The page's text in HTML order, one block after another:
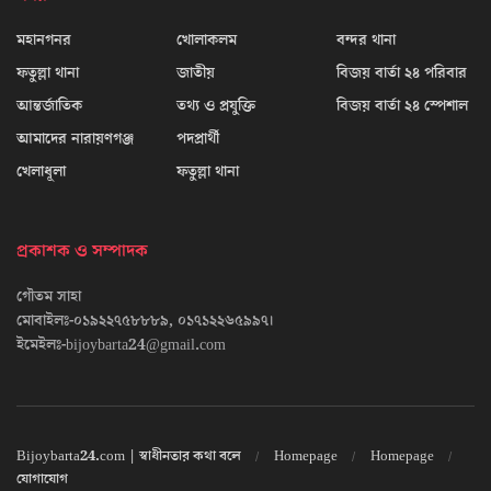
মহানগনর
ফতুল্লা থানা
আন্তর্জাতিক
আমাদের নারায়ণগঞ্জ
খেলাধূলা
খোলাকলম
জাতীয়
তথ্য ও প্রযুক্তি
পদপ্রার্থী
ফতুল্লা থানা
বন্দর থানা
বিজয় বার্তা ২৪ পরিবার
বিজয় বার্তা ২৪ স্পেশাল
প্রকাশক ও সম্পাদক
গৌতম সাহা
মোবাইলঃ-০১৯২২৭৫৮৮৮৯, ০১৭১২২৬৫৯৯৭।
ইমেইলঃ-bijoybarta24@gmail.com
Bijoybarta24.com | স্বাধীনতার কথা বলে Homepage
Homepage
যোগাযোগ